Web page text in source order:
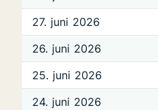
27. juni 2026
26. juni 2026
25. juni 2026
24. juni 2026